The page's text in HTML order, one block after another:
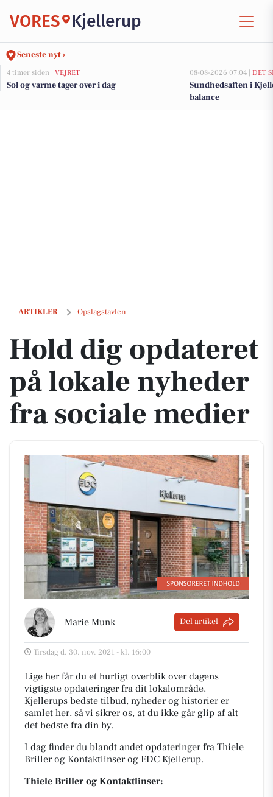
VORES Kjellerup
Seneste nyt ›
4 timer siden | VEJRET
Sol og varme tager over i dag
08-08-2026 07:04 | DET
Sundhedsaften i
balance
ARTIKLER Opslagstavlen
Hold dig opdateret på lokale nyheder fra sociale medier
Hold dig opdateret
på lokale nyheder
fra sociale medier
Marie Munk Del artikel
Tirsdag d. 30. nov. 2021 - kl. 16:00
Lige her får du et hurtigt overblik over dagens
vigtigste opdateringer fra dit lokalområde.
Kjellerups bedste tilbud, nyheder og historier er
samlet her, så vi sikrer os, at du ikke går glip af alt
det bedste fra din by.
I dag finder du blandt andet opdateringer fra Thiele
Briller og Kontaktlinser og EDC Kjellerup.
Thiele Briller og Kontaktlinser: